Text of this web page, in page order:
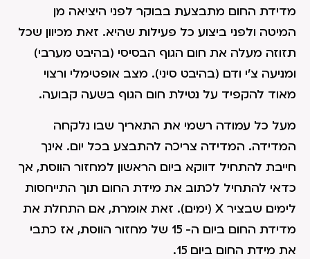
מדידת החום מתבצעת בבוקר לפני היציאה מן
המיטה ולפני ביצוע כל פעילות שהיא. זאת מכיוון שכל
תזוזה מעלה את חום הגוף הבסיסי (בהיבט מערבי)
ומניעה צ'י ודם (בהיבט סיני). מצב אופטימלי ורצוי
מאוד להקפיד על נטילת חום הגוף בשעה קבועה.
מעל כל עמודה רשמי את התאריך שבו נלקחה
המדידה. המדידה צריכה להתבצע בכל יום. אינך
חייבת להתחיל דווקא ביום הראשון למחזור הווסת, אך
כדאי להתחיל לכתוב את מידת החום תוך התייחסות
לימים שבציר X (ימים). זאת אומרת, אם התחלת את
מדידת החום ביום ה- 15 של מחזור הווסת, אז כתבי
את מידת החום ביום 15.